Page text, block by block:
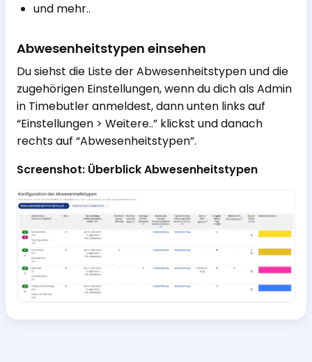
und mehr..
Abwesenheitstypen einsehen
Du siehst die Liste der Abwesenheitstypen und die
zugehörigen Einstellungen, wenn du dich als Admin
in Timebutler anmeldest, dann unten links auf
“Einstellungen > Weitere..” klickst und danach
rechts auf “Abwesenheitstypen”.
Screenshot: Überblick Abwesenheitstypen